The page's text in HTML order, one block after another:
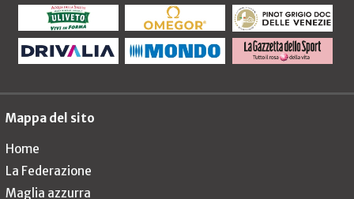
Mappa del sito
Home
La Federazione
Maglia azzurra